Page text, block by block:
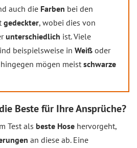
auch die Farben bei den
gedeckter, wobei dies von
unterschiedlich ist. Viele
beispielsweise in Weiß oder
hingegen mögen meist schwarze
Beste für Ihre Ansprüche?
Test als beste Hose hervorgeht,
an diese ab. Eine